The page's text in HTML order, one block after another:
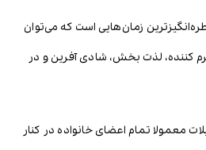
زمان‌هایی است که می‌توان
کننده، لذت بخش، شادی آفرین و در
معمولا تمام اعضای خانواده در کنار